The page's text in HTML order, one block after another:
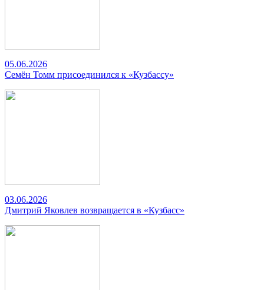
05.06.2026
Семён Томм присоединился к «Кузбассу»
03.06.2026
Дмитрий Яковлев возвращается в «Кузбасс»